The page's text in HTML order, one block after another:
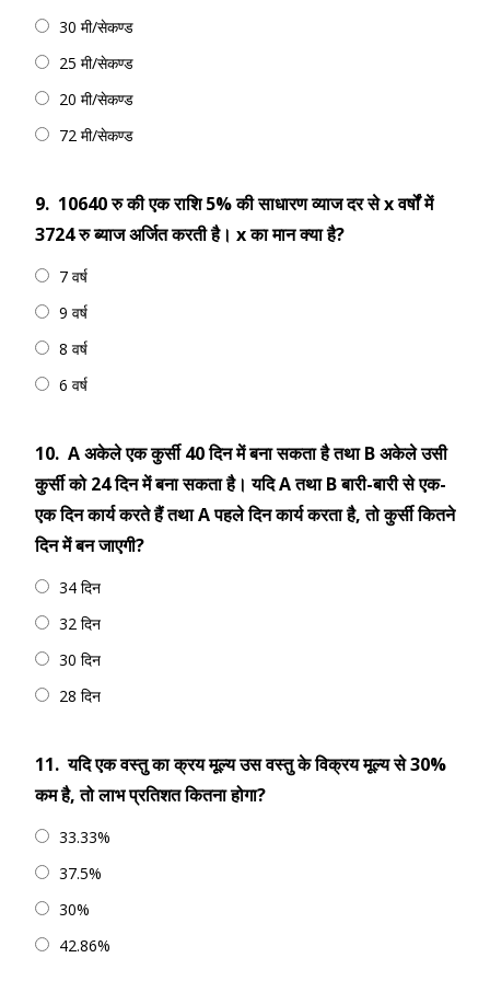
30 मी/सेकण्ड
25 मी/सेकण्ड
20 मी/सेकण्ड
72 मी/सेकण्ड
9. 10640 रु की एक राशि 5% की साधारण व्याज दर से x वर्षों में
3724 रु ब्याज अर्जित करती है। x का मान क्या है?
7 वर्ष
9 वर्ष
8 वर्ष
6 वर्ष
10. A अकेले एक कुर्सी 40 दिन में बना सकता है तथा B अकेले उसी
कुर्सी को 24 दिन में बना सकता है। यदि A तथा B बारी-बारी से एक-
एक दिन कार्य करते हैं तथा A पहले दिन कार्य करता है, तो कुर्सी कितने
दिन में बन जाएगी?
34 दिन
32 दिन
30 दिन
28 दिन
11. यदि एक वस्तु का क्रय मूल्य उस वस्तु के विक्रय मूल्य से 30%
कम है, तो लाभ प्रतिशत कितना होगा?
33.33%
37.5%
30%
42.86%